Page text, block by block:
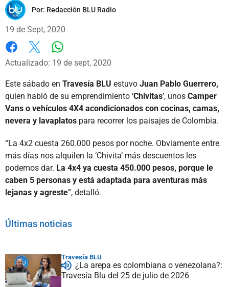
Por: Redacción BLU Radio
19 de Sept, 2020
Facebook
X
Actualizado: 19 de sept, 2020
Este sábado en Travesía BLU estuvo Juan Pablo Guerrero,
quien habló de su emprendimiento ‘Chivitas’, unos Camper
Vans o vehículos 4X4 acondicionados con cocinas, camas,
nevera y lavaplatos para recorrer los paisajes de Colombia.
“La 4x2 cuesta 260.000 pesos por noche. Obviamente entre
más días nos alquilen la ‘Chivita’ más descuentos les
podemos dar. La 4x4 ya cuesta 450.000 pesos, porque le
caben 5 personas y está adaptada para aventuras más
lejanas y agreste”, detalló.
Últimas noticias
Travesía BLU
¿La arepa es colombiana o venezolana?:
Travesía Blu del 25 de julio de 2026